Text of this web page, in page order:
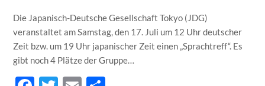
Die Japanisch-Deutsche Gesellschaft Tokyo (JDG)
veranstaltet am Samstag, den 17. Juli um 12 Uhr deutscher
Zeit bzw. um 19 Uhr japanischer Zeit einen „Sprachtreff“. Es
gibt noch 4 Plätze der Gruppe…